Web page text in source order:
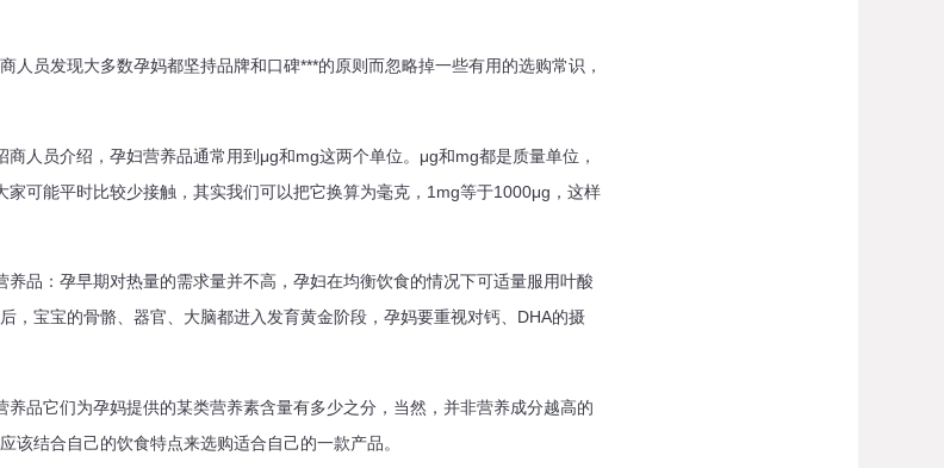
员发现大多数孕妈都坚持品牌和口碑***的原则而忽略掉一些有用的选购常识，
员介绍，孕妇营养品通常用到μg和mg这两个单位。μg和mg都是质量单位，
可能平时比较少接触，其实我们可以把它换算为毫克，1mg等于1000μg，这样
：孕早期对热量的需求量并不高，孕妇在均衡饮食的情况下可适量服用叶酸
，宝宝的骨骼、器官、大脑都进入发育黄金阶段，孕妈要重视对钙、DHA的摄
它们为孕妈提供的某类营养素含量有多少之分，当然，并非营养成分越高的
该结合自己的饮食特点来选购适合自己的一款产品。